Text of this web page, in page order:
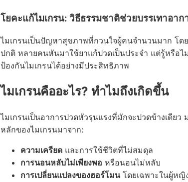
โยคะแก้ไมเกรน: วิธีธรรมชาติช่วยบรรเทาอาก
ไมเกรนเป็นปัญหาสุขภาพที่กวนใจผู้คนจำนวนมาก โด
ปกติ หลายคนหันมาใช้ยาแก้ปวดเป็นประจำ แต่รู้หรือไ
ป้องกันไมเกรนได้อย่างมีประสิทธิภาพ
ไมเกรนคืออะไร? ทำไมถึงเกิดขึ้น
ไมเกรนเป็นอาการปวดหัวรุนแรงที่มักจะปวดข้างเดีย
หลักของไมเกรนมาจาก:
ความเครียด และการใช้ชีวิตที่ไม่สมดุล
การนอนหลับไม่เพียงพอ หรือนอนไม่หลับ
การเปลี่ยนแปลงของฮอร์โมนโดยเฉพาะในผู้หญิ